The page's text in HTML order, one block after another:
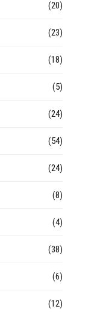
(20)
(23)
(18)
(5)
(24)
(54)
(24)
(8)
(4)
(38)
(6)
(12)